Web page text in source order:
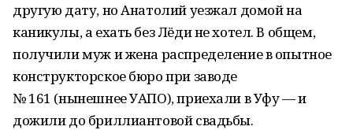
другую дату, но Анатолий уезжал домой на
каникулы, а ехать без Лёди не хотел. В общем,
получили муж и жена распределение в опытное
конструкторское бюро при заводе
№ 161 (нынешнее УАПО), приехали в Уфу — и
дожили до бриллиантовой свадьбы.